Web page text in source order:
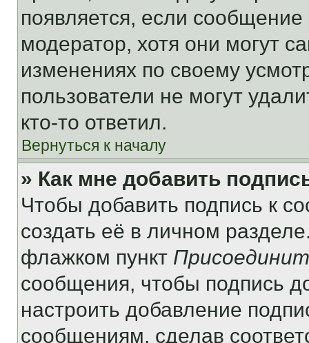
появляется, если
модератор, хотя они могут
изменениях по своему
пользователи не могут
кто-то ответил.
Вернуться к началу
» Как мне добавить
Чтобы добавить подпись к
создать её в личном
флажком пункт
сообщения, чтобы подпись
настроить добавление
сообщениям, сделав